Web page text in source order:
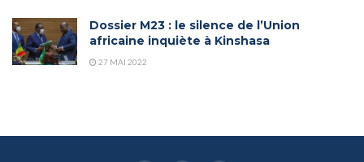
Dossier M23 : le silence de l’Union
africaine inquiète à Kinshasa
27 MAI 2022